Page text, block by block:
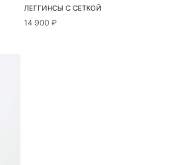
ЛЕГГИНСЫ С СЕТКОЙ
14 900 ₽